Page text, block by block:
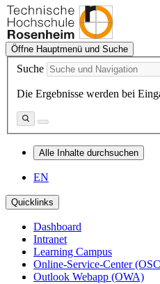
Öffne Hauptmenü und Suche
Suche
Die Ergebnisse werden bei
Alle Inhalte durchsuchen
EN
Quicklinks
Dashboard
Intranet
Learning Campus
Online-Service-Center
Outlook Webapp (OWA)